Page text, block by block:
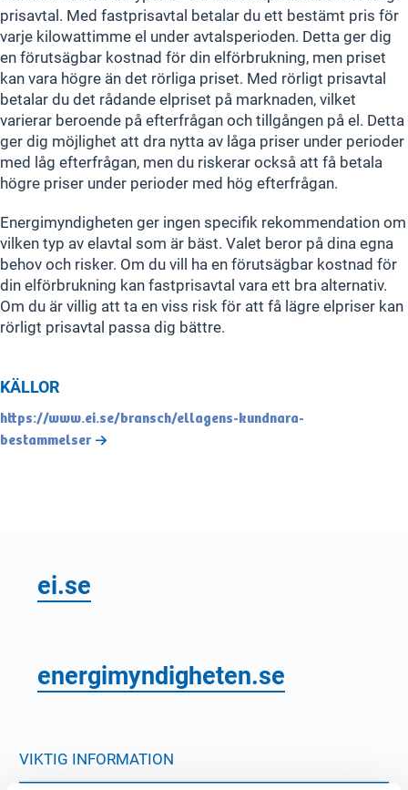
prisavtal. Med fastprisavtal betalar du ett bestämt pris för
varje kilowattimme el under avtalsperioden. Detta ger dig
en förutsägbar kostnad för din elförbrukning, men priset
kan vara högre än det rörliga priset. Med rörligt prisavtal
betalar du det rådande elpriset på marknaden, vilket
varierar beroende på efterfrågan och tillgången på el. Detta
ger dig möjlighet att dra nytta av låga priser under perioder
med låg efterfrågan, men du riskerar också att få betala
högre priser under perioder med hög efterfrågan.
Energimyndigheten ger ingen specifik rekommendation om
vilken typ av elavtal som är bäst. Valet beror på dina egna
behov och risker. Om du vill ha en förutsägbar kostnad för
din elförbrukning kan fastprisavtal vara ett bra alternativ.
Om du är villig att ta en viss risk för att få lägre elpriser kan
rörligt prisavtal passa dig bättre.
KÄLLOR
https://www.ei.se/bransch/ellagens-kundnara-
bestammelser
ei.se
energimyndigheten.se
VIKTIG INFORMATION